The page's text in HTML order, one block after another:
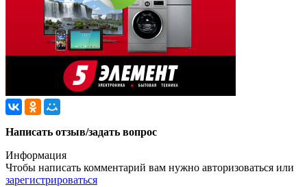
Написать отзыв/задать вопрос
Информация
Чтобы написать комментарий вам нужно авторизоваться или
зарегистрироваться